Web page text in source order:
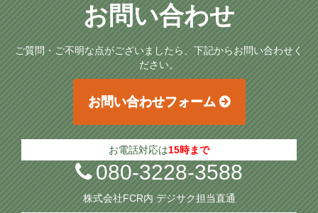
お問い合わせ
ご質問・ご不明な点がございましたら、下記からお問い合わせく
ださい。
お問い合わせフォーム
お電話対応は15時まで
080-3228-3588
株式会社FCR内 デジサク担当直通